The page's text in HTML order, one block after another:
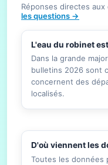
Réponses directes
les questions →
L'eau du robinet
Dans la grande
bulletins 2026 sont
concernent des
localisés.
D'où viennent les
Toutes les données